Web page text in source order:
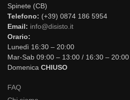
Spinete (CB)
Telefono: (+39) 0874 186 5954
Email: info@disisto.it
Orario:
Lunedì 16:30 – 20:00
Mar-Sab 09:00 – 13:00 / 16:30 – 20:00
Domenica CHIUSO
FAQ